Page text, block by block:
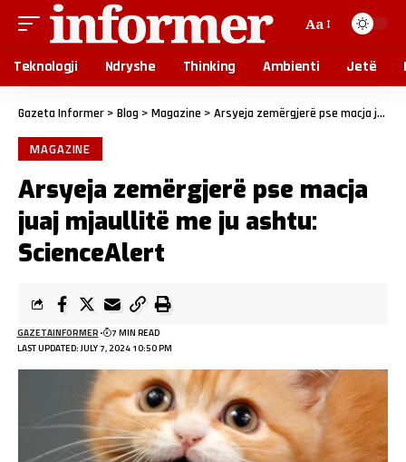
Aa
Teknologji Ndryshe Thinking Ambienti Jetë
Gazeta Informer > Blog > Magazine > Arsyeja zemërgjerë pse macja juaj mjaullitë me ju ashtu: ScienceAlert
MAGAZINE
Arsyeja zemërgjerë pse macja
juaj mjaullitë me ju ashtu:
ScienceAlert
LAST UPDATED: JULY 7, 2024 10:50 PM
GAZETAINFORMER 7 MIN READ